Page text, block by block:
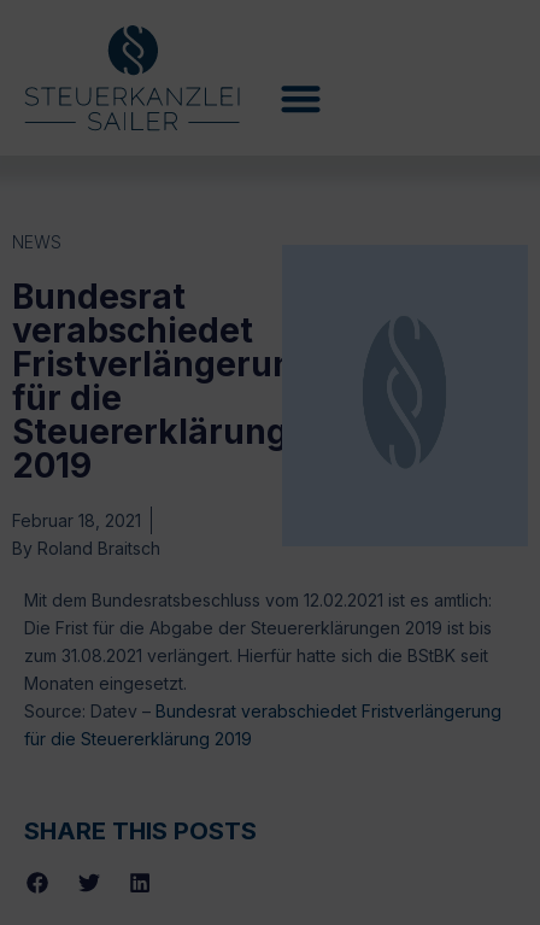
NEWS
Bundesrat
verabschiedet
Fristverlängerung
für die
Steuererklärung
2019
Februar 18, 2021
By Roland Braitsch
Mit dem Bundesratsbeschluss vom 12.02.2021 ist es amtlich:
Die Frist für die Abgabe der Steuererklärungen 2019 ist bis
zum 31.08.2021 verlängert. Hierfür hatte sich die BStBK seit
Monaten eingesetzt.
Source: Datev – Bundesrat verabschiedet Fristverlängerung
für die Steuererklärung 2019
SHARE THIS POSTS